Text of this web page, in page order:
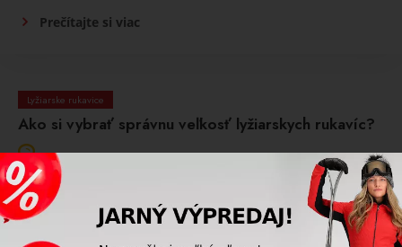
Prečítajte si viac
Lyžiarske rukavice
Ako si vybrať správnu veľkosť lyžiarskych rukavíc?
Správna veľkosť rukavíc umožní prstom voľný pohyb,
ale nesmú byť príliš voľné. Dôležitá je šírka dlane aj dĺžka
prstov.
Prečítajte si viac